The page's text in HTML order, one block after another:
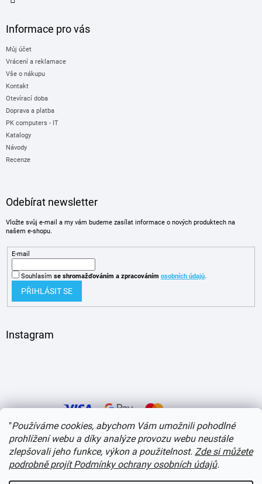
"Používáme cookies, abychom Vám umožnili pohodlné
prohlížení webu a díky analýze provozu webu neustále
zlepšovali jeho funkce, výkon a použitelnost. Zde si můžete
podrobně projít Podmínky ochrany osobních údajů.
Informace pro vás
Můj účet
Vrácení a reklamace
Vše o nákupu
Kontakt
Otevírací doba
Doprava a platba
PK computers - IT
Katalogy
Návody
Recenze
Odebírat newsletter
Vložte svůj e-mail a my vám budeme zasílat informace o nových produktech na
našem e-shopu.
E-mail
Souhlasím se shromažďováním a zpracováním osobních údajů.
PŘIHLÁSIT SE
Instagram
Vytvořil Shoptet